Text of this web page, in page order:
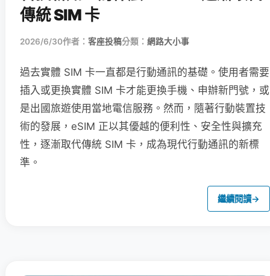
傳統 SIM 卡
2026/6/30作者： 客座投稿分類： 網路大小事
過去實體 SIM 卡一直都是行動通訊的基礎。使用者需要
插入或更換實體 SIM 卡才能更換手機、申辦新門號，或
是出國旅遊使用當地電信服務。然而，隨著行動裝置技
術的發展，eSIM 正以其優越的便利性、安全性與擴充
性，逐漸取代傳統 SIM 卡，成為現代行動通訊的新標
準。
繼續閱讀→